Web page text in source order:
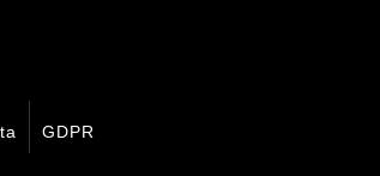
GDPR